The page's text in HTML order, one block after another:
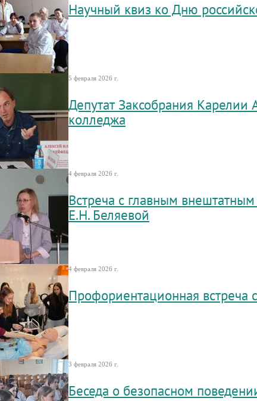
Научный квиз ко Дню
5 февраля 2026 г.
Депутат Заксобрания Карелии
колледжа
4 февраля 2026 г.
Встреча с главным
Е.Н. Беляевой
4 февраля 2026 г.
Профориентационная
3 февраля 2026 г.
Беседа о безопасном